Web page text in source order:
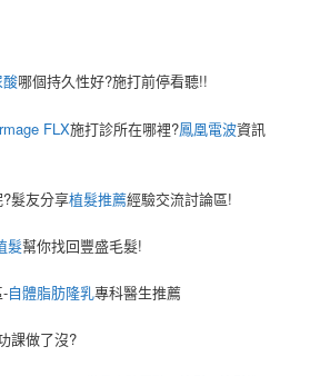
哪個持久性好?施打前停看聽!!
FLX施打診所在哪裡?鳳凰電波資訊
髮友分享植髮推薦經驗交流討論區!
髮幫你找回豐盛毛髮!
自體脂肪隆乳專科醫生推薦
課做了沒?